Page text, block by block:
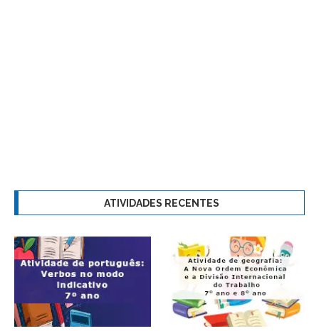
ATIVIDADES RECENTES